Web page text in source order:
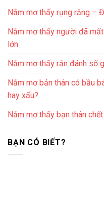
Nằm mơ thấy rụng răng –
Nằm mơ thấy người đã
lớn
Nằm mơ thấy rắn đánh số
Nằm mơ bản thân có bầu
hay xấu?
Nằm mơ thấy bạn thân
BẠN CÓ BIẾT?